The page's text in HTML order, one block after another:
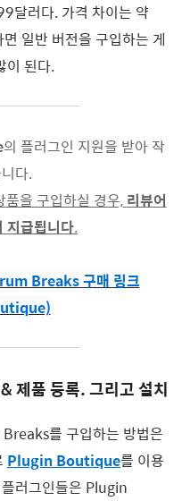
달러다. 가격 차이는 약
일반 버전을 구입하는 게
이 된다.
의 플러그인 지원을 받아 작
다.
품을 구입하실 경우, 리뷰어
지급됩니다.
Breaks 구매 링크
제품 등록. 그리고 설치
를 구입하는 방법은
Plugin Boutique를 이용
러그인들은 Plugin